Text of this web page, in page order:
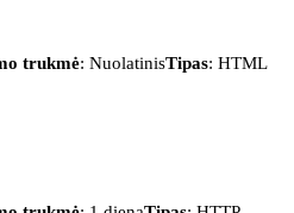
trukmė: NuolatinisTipas: HTML